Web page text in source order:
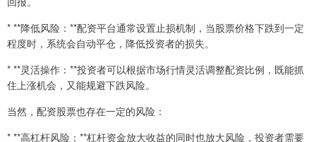
* **降低风险：**配资平台通常设置止损机制，当股票价格下跌到一定
程度时，系统会自动平仓，降低投资者的损失。
* **灵活操作：**投资者可以根据市场行情灵活调整配资比例，既能抓
住上涨机会，又能规避下跌风险。
当然，配资股票也存在一定的风险：
* **高杠杆风险：**杠杆资金放大收益的同时也放大风险，投资者需要